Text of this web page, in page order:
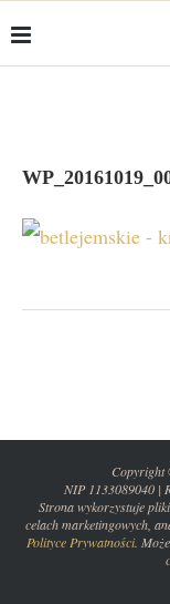
Copyright
NIP 1133089040 |
Strona wykorzystuje
celach marketingowych,
Polityce Prywatności.